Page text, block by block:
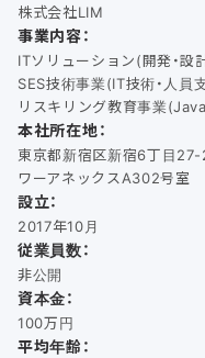
株式会社LIM
事業内容：
ITソリューション(開発・設
SES技術事業(IT技術・人
リスキリング教育事業
本社所在地：
東京都新宿区新宿6丁目
ワーアネックスA302号室
設立：
2017年10月
従業員数：
非公開
資本金：
100万円
平均年齢：